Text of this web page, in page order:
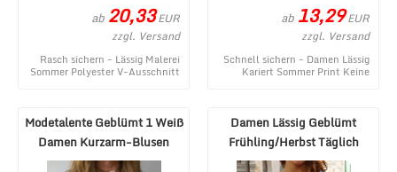
ab 20,33EUR
zzgl. Versand
Rasch sichern - Lässig Malerei
Sommer Polyester V-Ausschnitt
ab 13,29EUR
zzgl. Versand
Schnell sichern - Damen Lässig
Kariert Sommer Print Keine
Modetalente Geblümt 1 Weiß
Damen Kurzarm-Blusen
Leinen Baumwolle ...
Damen Lässig Geblümt
Frühling/Herbst Täglich
Jersey Mittellang A ...